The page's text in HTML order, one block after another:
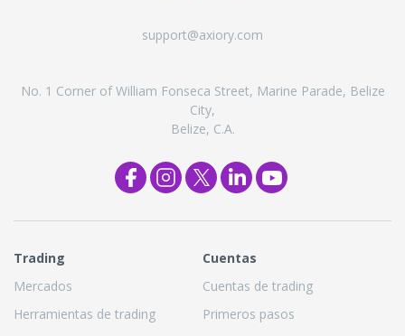
support@axiory.com
No. 1 Corner of William Fonseca Street, Marine Parade, Belize
City,
Belize, C.A.
Trading
Mercados
Herramientas de trading
Cuentas
Cuentas de trading
Primeros pasos